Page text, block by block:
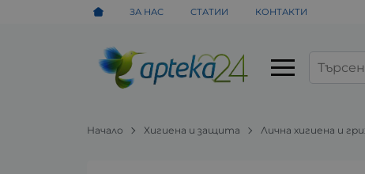
ЗА НАС СТАТИИ КОНТАКТИ
Начало Хигиена и защита Лична хигиена и